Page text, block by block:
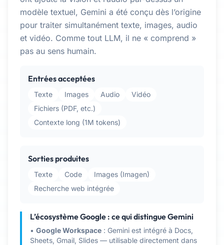
modèle textuel, Gemini a été conçu dès l’origine
pour traiter simultanément texte, images, audio
et vidéo. Comme tout LLM, il ne « comprend »
pas au sens humain.
Entrées acceptées
Texte Images Audio
Vidéo
Fichiers (PDF, etc.)
Contexte long (1M tokens)
Sorties produites
Texte Code
Images (Imagen)
Recherche web intégrée
L’écosystème Google : ce qui distingue Gemini
• Google Workspace : Gemini est intégré à Docs,
Sheets, Gmail, Slides — utilisable directement dans